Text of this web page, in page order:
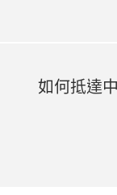
如何抵達